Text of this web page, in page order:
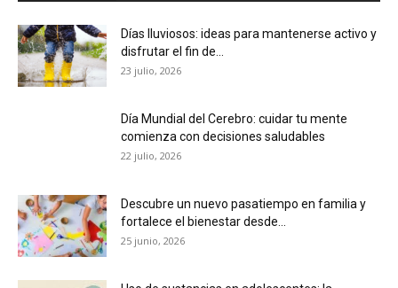
Días lluviosos: ideas para mantenerse activo y
disfrutar el fin de...
23 julio, 2026
Día Mundial del Cerebro: cuidar tu mente
comienza con decisiones saludables
22 julio, 2026
Descubre un nuevo pasatiempo en familia y
fortalece el bienestar desde...
25 junio, 2026